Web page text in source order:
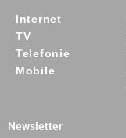
Internet
TV
Telefonie
Mobile
Newsletter